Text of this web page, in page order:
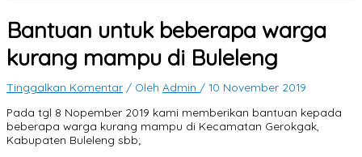
Bantuan untuk beberapa warga
kurang mampu di Buleleng
Tinggalkan Komentar / Oleh Admin / 10 November 2019
Pada tgl 8 Nopember 2019 kami memberikan bantuan kepada
beberapa warga kurang mampu di Kecamatan Gerokgak,
Kabupaten Buleleng sbb;